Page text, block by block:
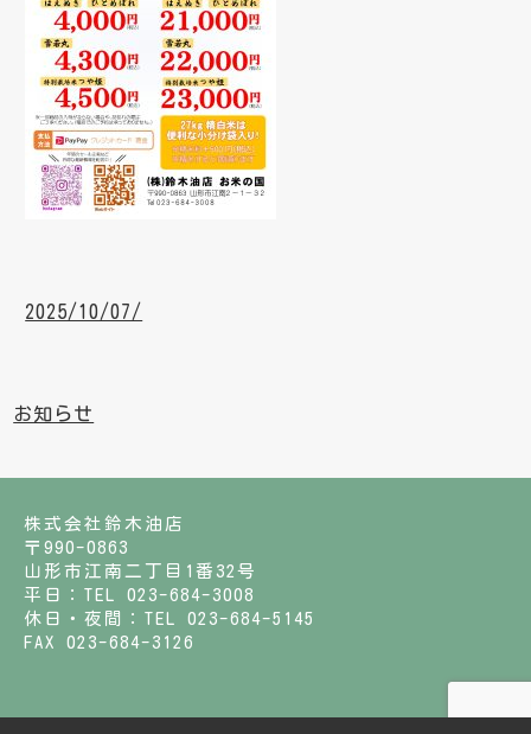
2025/10/07/
お知らせ
株式会社鈴木油店
〒990-0863
山形市江南二丁目1番32号
平日：TEL 023-684-3008
休日・夜間：TEL 023-684-5145
FAX 023-684-3126